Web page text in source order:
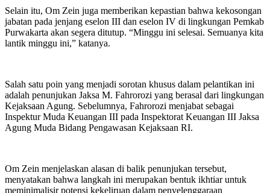
Selain itu, Om Zein juga memberikan kepastian bahwa kekosongan
jabatan pada jenjang eselon III dan eselon IV di lingkungan Pemkab
Purwakarta akan segera ditutup. “Minggu ini selesai. Semuanya kita
lantik minggu ini,” katanya.
Salah satu poin yang menjadi sorotan khusus dalam pelantikan ini
adalah penunjukan Jaksa M. Fahrorozi yang berasal dari lingkungan
Kejaksaan Agung. Sebelumnya, Fahrorozi menjabat sebagai
Inspektur Muda Keuangan III pada Inspektorat Keuangan III Jaksa
Agung Muda Bidang Pengawasan Kejaksaan RI.
Om Zein menjelaskan alasan di balik penunjukan tersebut,
menyatakan bahwa langkah ini merupakan bentuk ikhtiar untuk
meminimalisir potensi kekeliruan dalam penyelenggaraan